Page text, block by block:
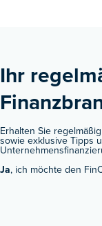
Ihr
Erhalten Sie
sowie exklusive Tipps
Ja, ich möchte den